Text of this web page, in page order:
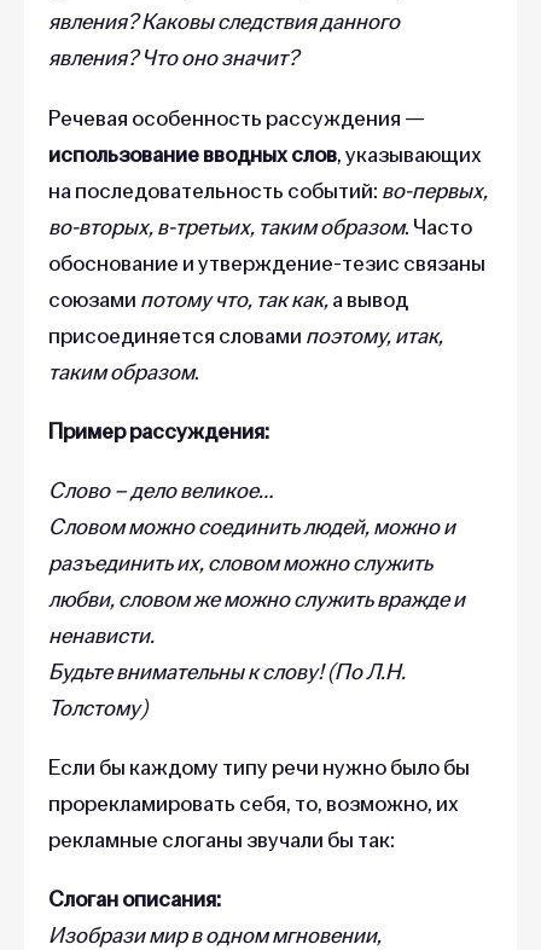
явления? Каковы следствия данного
явления? Что оно значит?
Речевая особенность рассуждения —
использование вводных слов, указывающих
на последовательность событий: во-первых,
во-вторых, в-третьих, таким образом. Часто
обоснование и утверждение-тезис связаны
союзами потому что, так как,а вывод
присоединяется словами поэтому, итак,
таким образом.
Пример рассуждения:
Слово – дело великое…
Словом можно соединить людей, можно и
разъединить их, словом можно служить
любви, словом же можно служить вражде и
ненависти.
Будьте внимательны к слову! (По Л.Н.
Толстому)
Если бы каждому типу речи нужно было бы
прорекламировать себя, то, возможно, их
рекламные слоганы звучали бы так:
Слоган описания:
Изобрази мир в одном мгновении,